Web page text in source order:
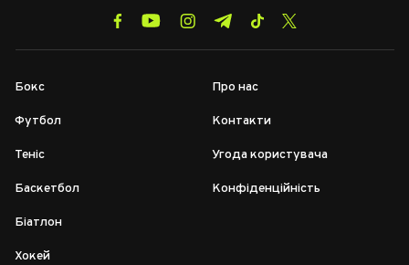
Бокс
Футбол
Теніс
Баскетбол
Біатлон
Хокей
Про нас
Контакти
Угода користувача
Конфіденційність